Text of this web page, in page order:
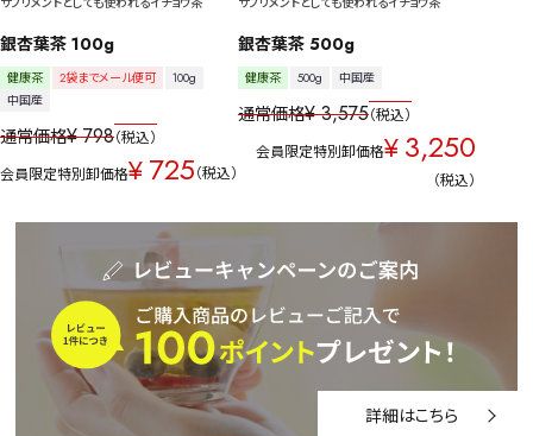
銀杏葉茶 100g
健康茶 2袋までメール便可
100g
中国産
通常価格¥ 798 税込
会員限定特別卸価格¥725 税込
銀杏葉茶 500g
健康茶 500g 中国産
通常価格¥ 3,575 税込
会員限定特別卸価格¥3,250
税込
詳細はこちら